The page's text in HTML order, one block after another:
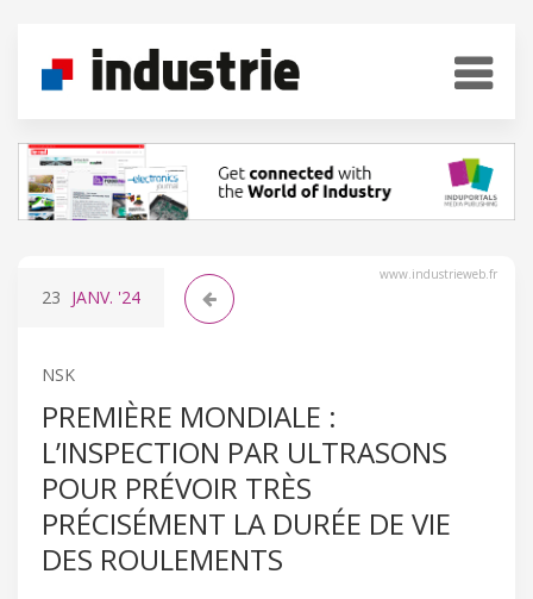
www.industrieweb.fr
23 JANV. '24
NSK
PREMIÈRE MONDIALE :
L’INSPECTION PAR ULTRASONS
POUR PRÉVOIR TRÈS
PRÉCISÉMENT LA DURÉE DE VIE
DES ROULEMENTS